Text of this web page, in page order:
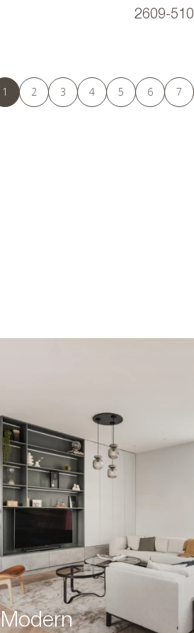
2609-510
1 2 3 4 5 6 7
Modern